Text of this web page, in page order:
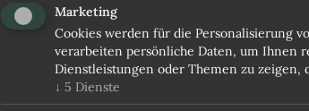
248 €
220 €
Marketing
Cookies werden für die Personalisierung
verarbeiten persönliche Daten, um Ihnen
Dienstleistungen oder Themen zu zeigen,
↓ 5 Dienste